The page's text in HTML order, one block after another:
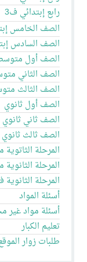
رابع إبتدائي ف3
الصف الخامس
الصف السادس
الصف أول
الصف الثاني
الصف الثالث
الصف أول ثانوي
الصف ثاني ثانوي
الصف ثالث ثانوي
المرحلة
المرحلة الثانوية
المرحلة
أسئلة المواد
أسئلة مواد غير
تعليم الكبار
طلبات زوار